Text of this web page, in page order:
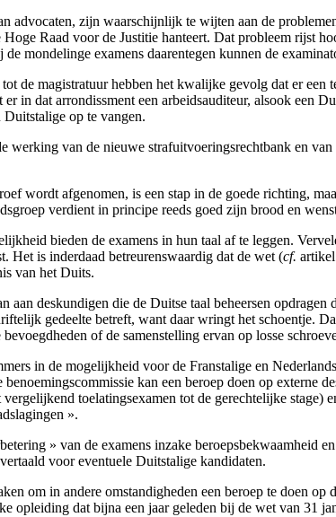
zijn waarschijnlijk te wijten aan de
Raad voor de Justitie hanteert. Dat probleem rijst
mondelinge examens daarentegen kunnen de
de magistratuur hebben het kwalijke gevolg dat er
in dat arrondissment een arbeidsauditeur, alsook een
op te vangen.
van de nieuwe strafuitvoeringsrechtbank en
wordt afgenomen, is een stap in de goede richting,
verdient in principe reeds goed zijn brood en
bieden de examens in hun taal af te leggen.
Het is inderdaad betreurenswaardig dat de wet (cf.
van het Duits.
deskundigen die de Duitse taal beheersen opdragen
gedeelte betreft, want daar wringt het schoentje.
of de samenstelling ervan op losse
in de mogelijkheid voor de Franstalige en
kan een beroep doen op externe
toelatingsexamen tot de gerechtelijke
».
» van de examens inzake beroepsbekwaamheid
voor eventuele Duitstalige kandidaten.
om in andere omstandigheden een beroep te doen op
opleiding dat bijna een jaar geleden bij de wet van 31